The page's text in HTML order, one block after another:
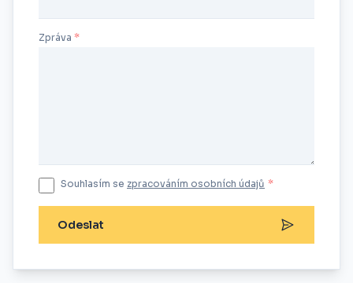
Zpráva
Souhlasím se zpracováním osobních údajů *
Odeslat